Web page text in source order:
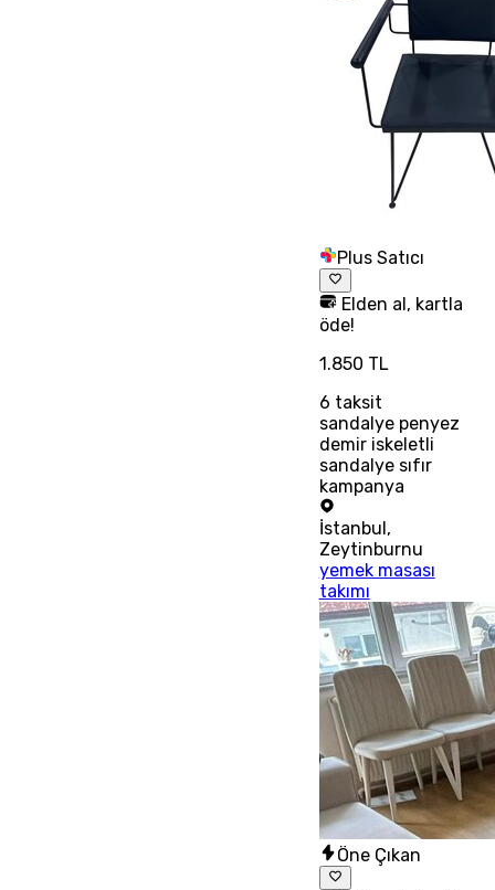
Plus Satıcı
Elden al, kartla
öde!
1.850 TL
6 taksit
sandalye penyez
demir iskeletli
sandalye sıfır
kampanya
İstanbul,
Zeytinburnu
yemek masası
takımı
Öne Çıkan